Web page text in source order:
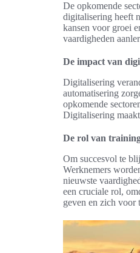
De opkomende
digitalisering heeft
kansen voor groei
vaardigheden
De impact van
Digitalisering
automatisering
opkomende
Digitalisering
De rol van
Om succesvol te
Werknemers
nieuwste
een cruciale rol,
geven en zich voor